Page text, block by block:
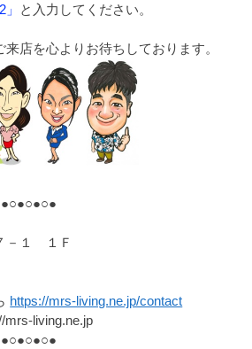
と入力してください。
店を心よりお待ちしております。
－１ １Ｆ
https://mrs-living.ne.jp/contact
mrs-living.ne.jp